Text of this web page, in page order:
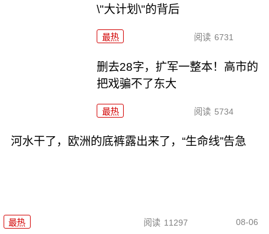
\"大计划\"的背后
最热 阅读 6731
删去28字，扩军一整本！高市的
把戏骗不了东大
最热 阅读 5734
河水干了，欧洲的底裤露出来了，“生命线”告急
最热 阅读 11297 08-06